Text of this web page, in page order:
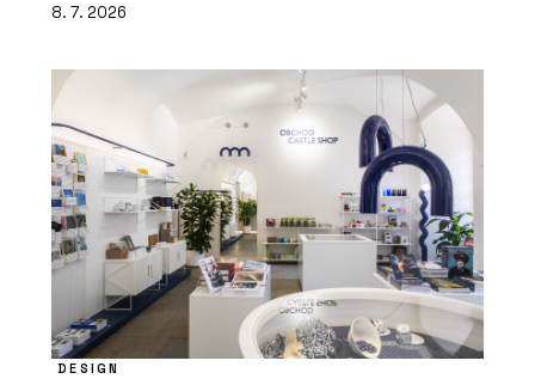
8. 7. 2026
DESIGN